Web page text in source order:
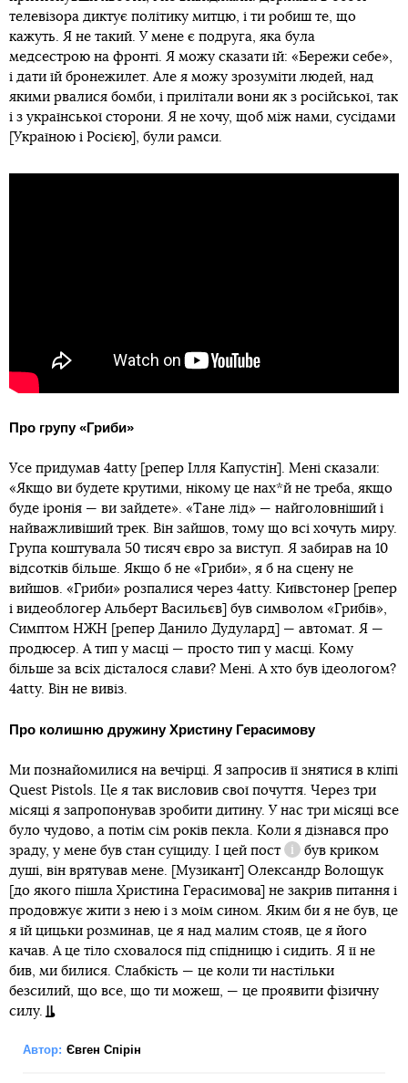
телевізора диктує політику митцю, і ти робиш те, що
кажуть. Я не такий. У мене є подруга, яка була
медсестрою на фронті. Я можу сказати їй: «Бережи себе»,
і дати їй бронежилет. Але я можу зрозуміти людей, над
якими рвалися бомби, і прилітали вони як з російської, так
і з української сторони. Я не хочу, щоб між нами, сусідами
[Україною і Росією], були рамси.
Про групу «Гриби»
Усе придумав 4atty [репер Ілля Капустін]. Мені сказали:
«Якщо ви будете крутими, нікому це нах*й не треба, якщо
буде іронія — ви зайдете». «Тане лід» — найголовніший і
найважливіший трек. Він зайшов, тому що всі хочуть миру.
Група коштувала 50 тисяч євро за виступ. Я забирав на 10
відсотків більше. Якщо б не «Гриби», я б на сцену не
вийшов. «Гриби» розпалися через 4atty. Київстонер [репер
і видеоблогер Альберт Васильєв] був символом «Грибів»,
Симптом НЖН [репер Данило Дудулард] — автомат. Я —
продюсер. А тип у масці — просто тип у масці. Кому
більше за всіх дісталося слави? Мені. А хто був ідеологом?
4atty. Він не вивіз.
Про колишню дружину Христину Герасимову
Ми познайомилися на вечірці. Я запросив її знятися в кліпі
Quest Pistols. Це я так висловив свої почуття. Через три
місяці я запропонував зробити дитину. У нас три місяці все
було чудово, а потім сім років пекла. Коли я дізнався про
зраду, у мене був стан суїциду. І цей пост
Довідка
був криком
душі, він врятував мене. [Музикант] Олександр Волощук
[до якого пішла Христина Герасимова] не закрив питання і
продовжує жити з нею і з моїм сином. Яким би я не був, це
я їй цицьки розминав, це я над малим стояв, це я його
качав. А це тіло сховалося під спідницю і сидить. Я її не
бив, ми билися. Слабкість — це коли ти настільки
безсилий, що все, що ти можеш, — це проявити фізичну
силу.
Автор: Євген Спірін